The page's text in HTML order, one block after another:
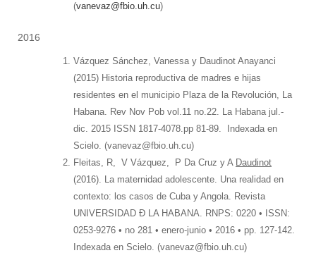
(vanevaz@fbio.uh.cu)
2016
Vázquez Sánchez, Vanessa y Daudinot Anayanci
(2015) Historia reproductiva de madres e hijas
residentes en el municipio Plaza de la Revolución, La
Habana. Rev Nov Pob vol.11 no.22. La Habana jul.-
dic. 2015 ISSN 1817-4078.pp 81-89. Indexada en
Scielo. (vanevaz@fbio.uh.cu)
Fleitas, R, V Vázquez, P Da Cruz y A Daudinot
(2016). La maternidad adolescente. Una realidad en
contexto: los casos de Cuba y Angola. Revista
UNIVERSIDAD Đ LA HABANA. RNPS: 0220 • ISSN:
0253-9276 • no 281 • enero-junio • 2016 • pp. 127-142.
Indexada en Scielo. (vanevaz@fbio.uh.cu)